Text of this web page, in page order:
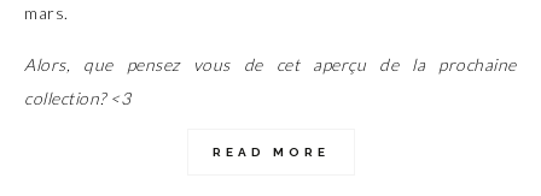
mars.
Alors, que pensez vous de cet aperçu de la prochaine
collection? <3
READ MORE